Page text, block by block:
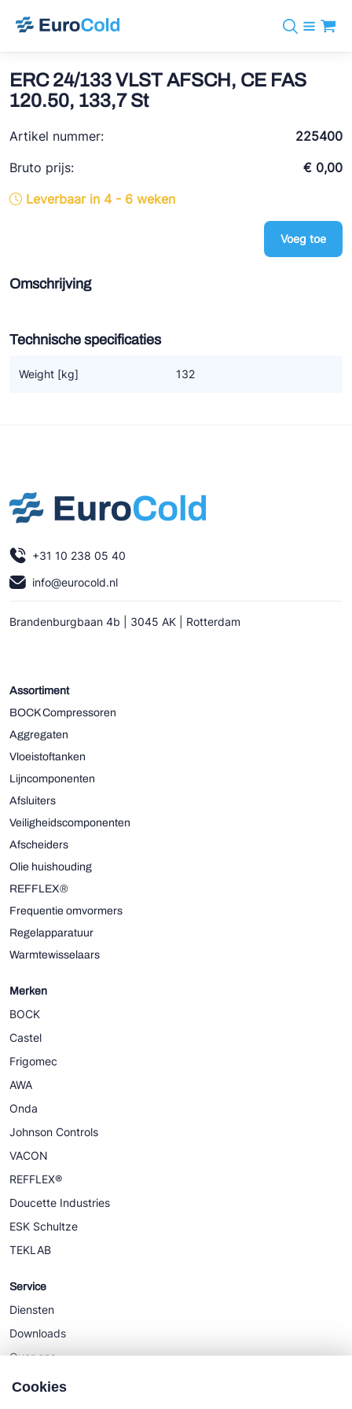
info@eurocold.nl
Merken
BOCK
REFFLEX®
Doucette Industries
Koudemiddelen
Diensten
Downloads
Nieuws
Over ons
ERC 24/133 VLST AFSCH, CE FAS
120.50, 133,7 St
Artikel nummer:
225400
Bruto prijs:
€ 0,00
Leverbaar in 4 - 6 weken
Voeg toe
Omschrijving
Technische specificaties
Weight [kg] 132
+31 10 238 05 40
info@eurocold.nl
Brandenburgbaan 4b | 3045 AK | Rotterdam
Assortiment
BOCK Compressoren
Aggregaten
Vloeistoftanken
Lijncomponenten
Afsluiters
Veiligheidscomponenten
Afscheiders
Olie huishouding
REFFLEX®
Frequentie omvormers
Regelapparatuur
Warmtewisselaars
Merken
BOCK
Castel
Frigomec
AWA
Onda
Johnson Controls
VACON
REFFLEX®
Doucette Industries
ESK Schultze
TEKLAB
Service
Diensten
Downloads
Over ons
Nieuws
Cookies